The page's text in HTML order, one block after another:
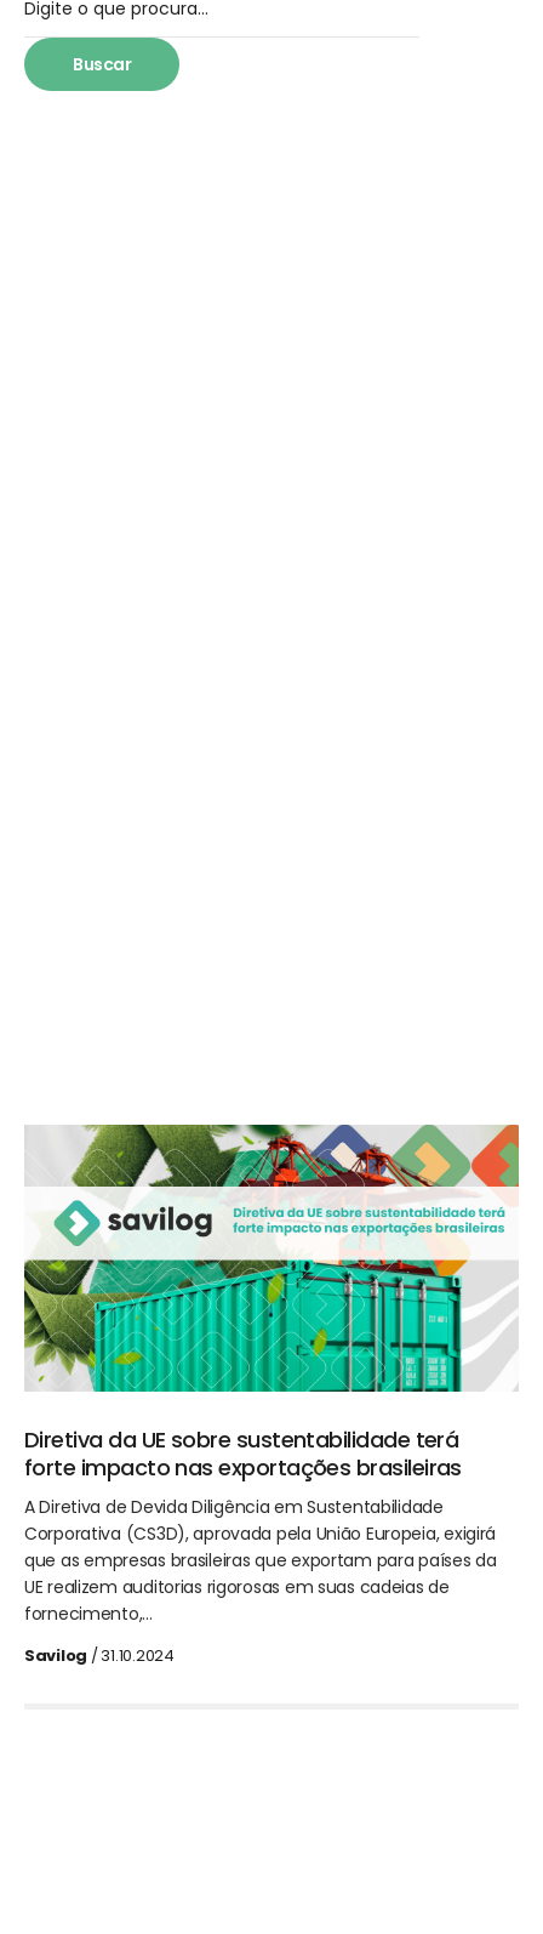
Diretiva da UE sobre sustentabilidade terá
forte impacto nas exportações brasileiras
A Diretiva de Devida Diligência em Sustentabilidade
Corporativa (CS3D), aprovada pela União Europeia, exigirá
que as empresas brasileiras que exportam para países da
UE realizem auditorias rigorosas em suas cadeias de
fornecimento,…
Savilog / 31.10.2024